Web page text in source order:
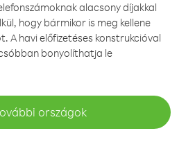
alacsony díjakkal
hogy bármikor is meg kellene
A havi előfizetéses konstrukcióval
bonyolíthatja le
országok